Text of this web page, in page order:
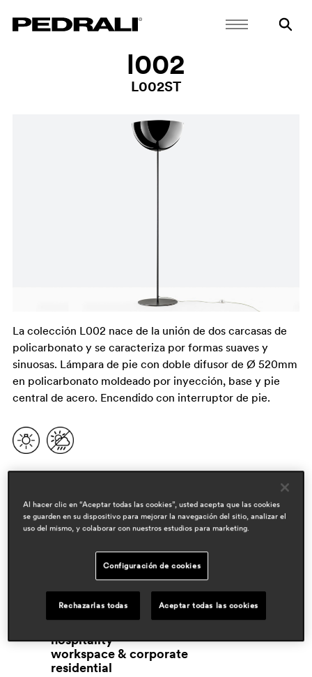
l002
L002ST
La colección L002 nace de la unión de dos carcasas de
policarbonato y se caracteriza por formas suaves y
sinuosas. Lámpara de pie con doble difusor de Ø 520mm
en policarbonato moldeado por inyección, base y pie
central de acero. Encendido con interruptor de pie.
diseñadores
alberto basaglia & natalia rota nodari
áreas
hospitality
workspace & corporate
residential
Al hacer clic en “Aceptar todas las cookies”, usted acepta que las cookies
se guarden en su dispositivo para mejorar la navegación del sitio, analizar el
uso del mismo, y colaborar con nuestros estudios para marketing.
Configuración de cookies
Rechazarlas todas Aceptar todas las cookies